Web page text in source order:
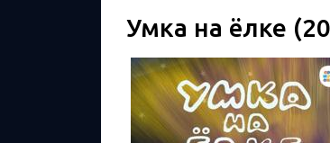
Умка на ёлке